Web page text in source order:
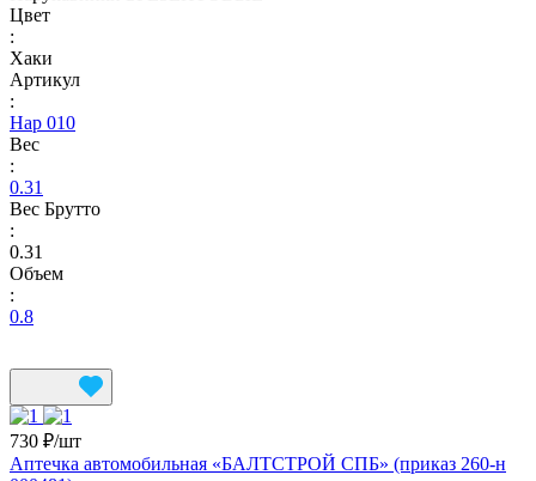
Цвет
:
Хаки
Артикул
:
Нар 010
Вес
:
0.31
Вес Брутто
:
0.31
Объем
:
0.8
730 ₽/шт
Аптечка автомобильная «БАЛТСТРОЙ СПБ» (приказ 260-н